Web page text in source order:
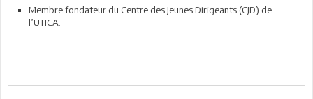
Membre fondateur du Centre des Jeunes Dirigeants (CJD) de
l’UTICA.